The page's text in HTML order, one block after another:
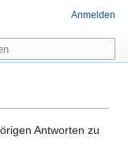
Antworten zu
Anmelden